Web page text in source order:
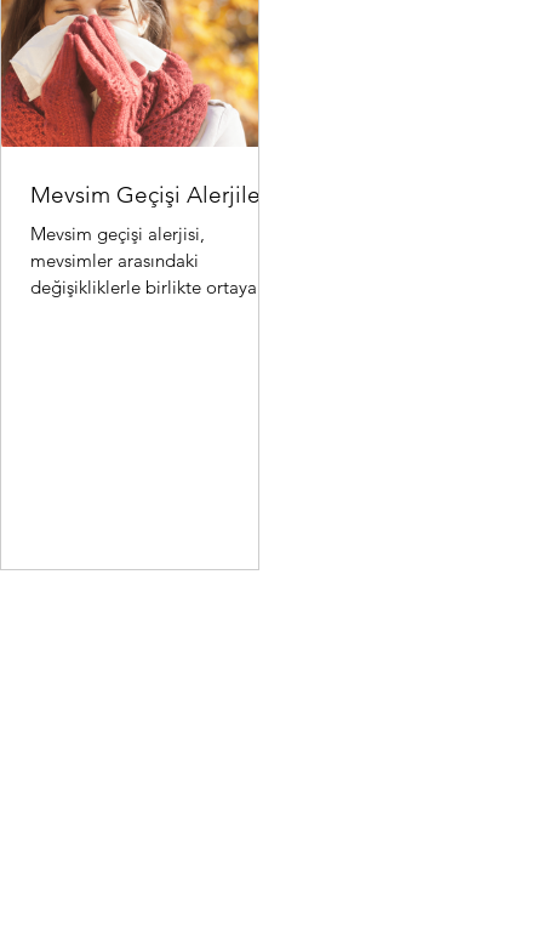
Mevsim Geçişi Alerjileri
Mevsim geçişi alerjisi,
mevsimler arasındaki
değişikliklerle birlikte ortaya